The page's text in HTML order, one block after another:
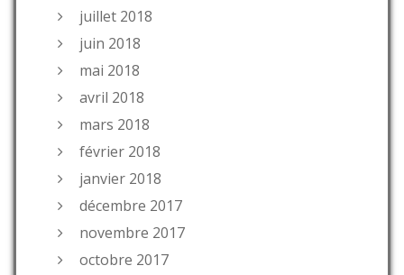
juillet 2018
juin 2018
mai 2018
avril 2018
mars 2018
février 2018
janvier 2018
décembre 2017
novembre 2017
octobre 2017